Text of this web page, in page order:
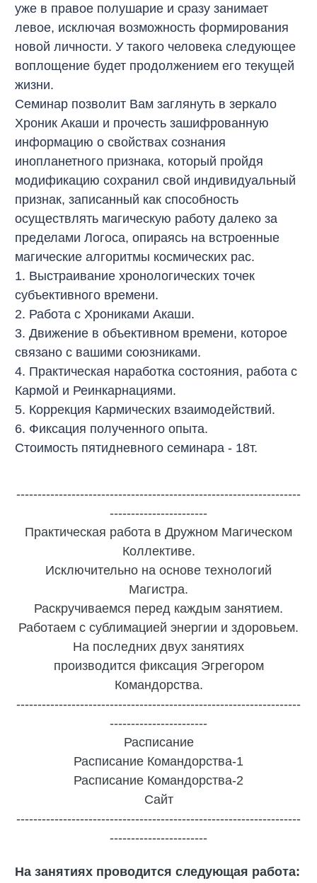
уже в правое полушарие и сразу занимает
левое, исключая возможность формирования
новой личности. У такого человека следующее
воплощение будет продолжением его текущей
жизни.
Семинар позволит Вам заглянуть в зеркало
Хроник Акаши и прочесть зашифрованную
информацию о свойствах сознания
инопланетного признака, который пройдя
модификацию сохранил свой индивидуальный
признак, записанный как способность
осуществлять магическую работу далеко за
пределами Логоса, опираясь на встроенные
магические алгоритмы космических рас.
1. Выстраивание хронологических точек
субъективного времени.
2. Работа с Хрониками Акаши.
3. Движение в объективном времени, которое
связано с вашими союзниками.
4. Практическая наработка состояния, работа с
Кармой и Реинкарнациями.
5. Коррекция Кармических взаимодействий.
6. Фиксация полученного опыта.
Стоимость пятидневного семинара - 18т.
-------------------------------------------------------------------
-----------------------
Практическая работа в Дружном Магическом
Коллективе.
Исключительно на основе технологий
Магистра.
Раскручиваемся перед каждым занятием.
Работаем с сублимацией энергии и здоровьем.
На последних двух занятиях
производится фиксация Эгрегором
Командорства.
-------------------------------------------------------------------
-----------------------
Расписание
Расписание Командорства-1
Расписание Командорства-2
Сайт
-------------------------------------------------------------------
-----------------------
На занятиях проводится следующая работа: